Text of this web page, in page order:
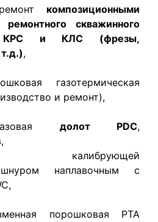
композиционными
скважинного
КРС и КЛС (фрезы,
,
газотермическая
и ремонт),
долот PDC,
калибрующей
шнуром наплавочным с
я порошковая PTA